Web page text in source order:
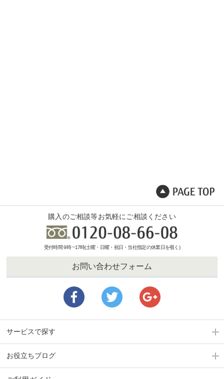
購入のご相談等お気軽にご相談ください
受付時間 9時 ~17時(土曜・日曜・祝日・当社指定の休業日を覗く)
お問い合わせフォーム
サービスで探す
お役立ちブログ